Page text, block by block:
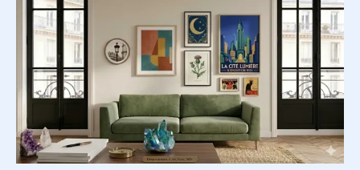
L’art
de
cadres
au
sol